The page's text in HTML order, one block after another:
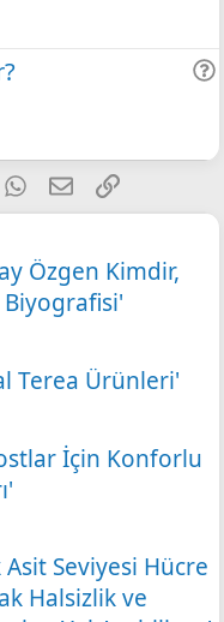
WhatsApp
E-posta
Link
Özgen Kimdir,
Biyografisi'
Terea Ürünleri'
İçin Konforlu
Seviyesi Hücre
Halsizlik ve